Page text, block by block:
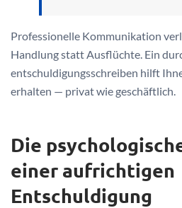
Professionelle Kommunikation
Handlung statt Ausflüchte. Ein
entschuldigungsschreiben hilft
erhalten — privat wie geschäftlich.
Die
einer aufrichtigen
Entschuldigung